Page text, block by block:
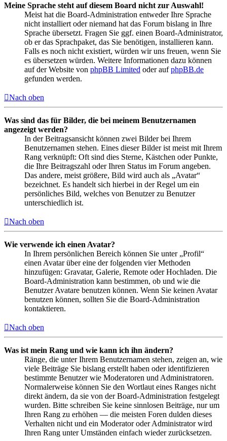
Meine Sprache steht auf diesem Board nicht zur Auswahl!
Meist hat die Board-Administration entweder Ihre Sprache
nicht installiert oder niemand hat das Forum bislang in Ihre
Sprache übersetzt. Fragen Sie ggf. einen Board-Administrator,
ob er das Sprachpaket, das Sie benötigen, installieren kann.
Falls es noch nicht existiert, würden wir uns freuen, wenn Sie
es übersetzen würden. Weitere Informationen dazu können
auf der Website von phpBB Limited oder aufphpBB.de
gefunden werden.
Nach oben
Was sind das für Bilder, die bei meinem Benutzernamen
angezeigt werden?
In der Beitragsansicht können zwei Bilder bei Ihrem
Benutzernamen stehen. Eines dieser Bilder ist meist mit Ihrem
Rang verknüpft: Oft sind dies Sterne, Kästchen oder Punkte,
die Ihre Beitragszahl oder Ihren Status im Forum angeben.
Das andere, meist größere, Bild wird auch als „Avatar“
bezeichnet. Es handelt sich hierbei in der Regel um ein
persönliches Bild, welches von Benutzer zu Benutzer
unterschiedlich ist.
Nach oben
Wie verwende ich einen Avatar?
In Ihrem persönlichen Bereich können Sie unter „Profil“
einen Avatar über eine der folgenden vier Methoden
hinzufügen: Gravatar, Galerie, Remote oder Hochladen. Die
Board-Administration kann bestimmen, ob und wie die
Benutzer Avatare benutzen können. Wenn Sie keinen Avatar
benutzen können, sollten Sie die Board-Administration
kontaktieren.
Nach oben
Was ist mein Rang und wie kann ich ihn ändern?
Ränge, die unter Ihrem Benutzernamen stehen, zeigen an, wie
viele Beiträge Sie bislang erstellt haben oder identifizieren
bestimmte Benutzer wie Moderatoren und Administratoren.
Normalerweise können Sie den Wortlaut eines Ranges nicht
direkt ändern, da sie von der Board-Administration festgelegt
wurden. Bitte schreiben Sie keine sinnlosen Beiträge, nur um
Ihren Rang zu erhöhen — die meisten Foren dulden dieses
Verhalten nicht und ein Moderator oder Administrator wird
Ihren Rang unter Umständen einfach wieder zurücksetzen.